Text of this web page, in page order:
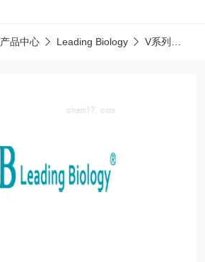
产品中心 Leading Biology V系列